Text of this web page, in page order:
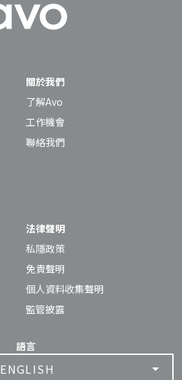
關於我們
了解Avo
工作機會
聯絡我們
法律聲明
私隱政策
免責聲明
個人資料收集聲明
監管披露
語言
ENGLISH